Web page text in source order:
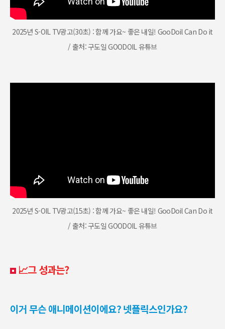
2025년 S-OIL TV광고(30초) : 함께 가요~ 좋은 내일! GooDoil Can Do it
/ 출처: 구도일 GOODOIL 유튜브
2025년 S-OIL TV광고(15초) : 함께 가요~ 좋은 내일! GooDoil Can Do it
/ 출처: 구도일 GOODOIL 유튜브
📈그 성과는?
이거 무슨 애니메이션이에요? 넷플릭스인가요?